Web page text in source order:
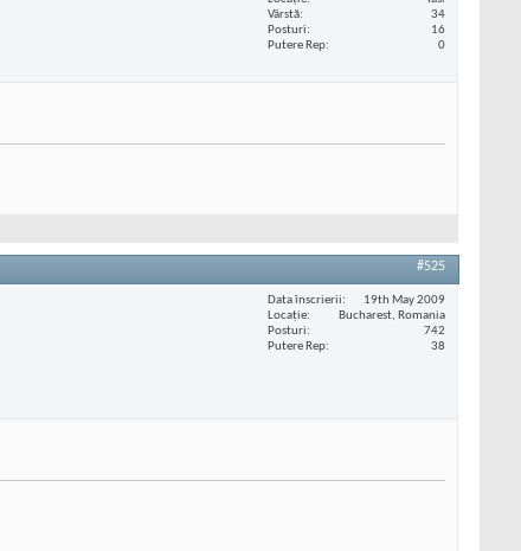
Vârstă
34
Posturi
16
Putere Rep
0
#525
Data înscrierii
19th May 2009
Locaţie
Bucharest, Romania
Posturi
742
Putere Rep
38